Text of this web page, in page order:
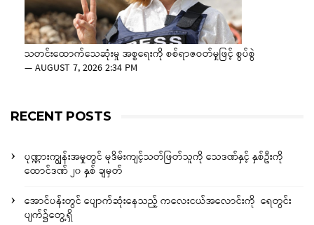
သတင်းထောက်သေဆုံးမှု အစ္စရေးကို စစ်ရာဇဝတ်မှုဖြင့် စွပ်စွဲ
—AUGUST 7, 2026 2:34 PM
RECENT POSTS
ပုဏ္ဏားကျွန်းအမှုတွင် မုဒိမ်းကျင့်သတ်ဖြတ်သူကို သေဒဏ်နှင့် နှစ်ဦးကို
ထောင်ဒဏ် ၂၀ နှစ် ချမှတ်
အောင်ပန်းတွင် ပျောက်ဆုံးနေသည့် ကလေးငယ်အလောင်းကို ရေတွင်း
ပျက်၌တွေ့ရှိ